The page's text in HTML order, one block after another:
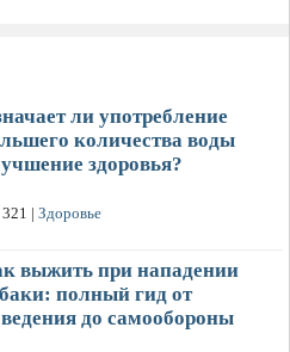
ли употребление
количества воды
здоровья?
321 | Здоровье
выжить при нападении
полный гид от
до самообороны